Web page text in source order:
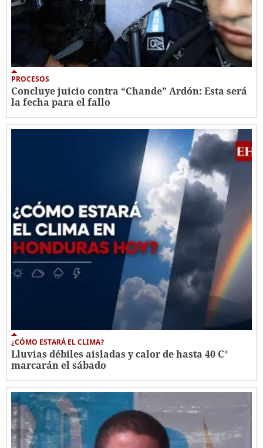
PROCESOS
Concluye juicio contra “Chande” Ardón: Esta será
la fecha para el fallo
¿CÓMO ESTARÁ EL CLIMA?
Lluvias débiles aisladas y calor de hasta 40 C°
marcarán el sábado